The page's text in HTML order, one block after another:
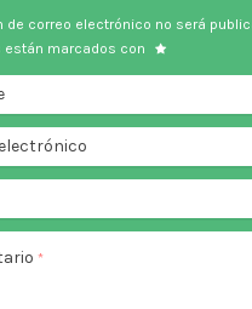
de correo electrónico no será
están marcados con
*